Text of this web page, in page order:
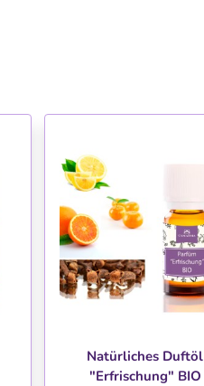
Natürliches Duftöl
"Erfrischung" BIO